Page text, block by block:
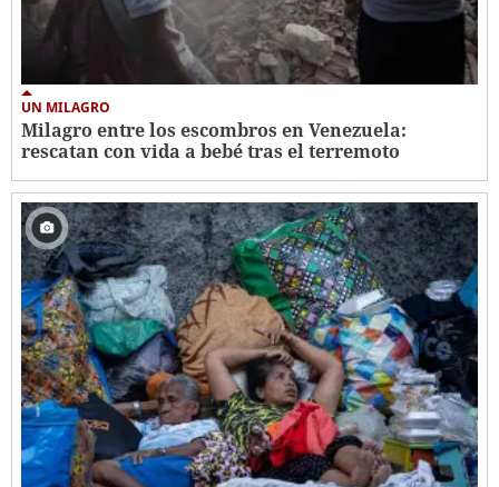
UN MILAGRO
Milagro entre los escombros en Venezuela:
rescatan con vida a bebé tras el terremoto